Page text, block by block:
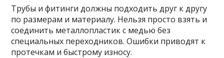
Трубы и фитинги должны подходить друг к другу
по размерам и материалу. Нельзя просто взять и
соединить металлопластик с медью без
специальных переходников. Ошибки приводят к
протечкам и быстрому износу.